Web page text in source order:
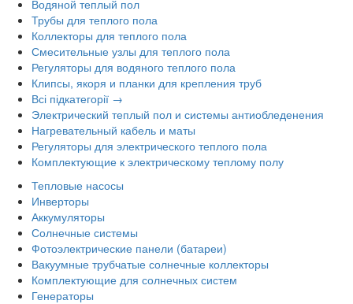
Водяной теплый пол
Трубы для теплого пола
Коллекторы для теплого пола
Смесительные узлы для теплого пола
Регуляторы для водяного теплого пола
Клипсы, якоря и планки для крепления труб
Всі підкатегорії →
Электрический теплый пол и системы антиобледенения
Нагревательный кабель и маты
Регуляторы для электрического теплого пола
Комплектующие к электрическому теплому полу
Тепловые насосы
Инверторы
Аккумуляторы
Солнечные системы
Фотоэлектрические панели (батареи)
Вакуумные трубчатые солнечные коллекторы
Комплектующие для солнечных систем
Генераторы